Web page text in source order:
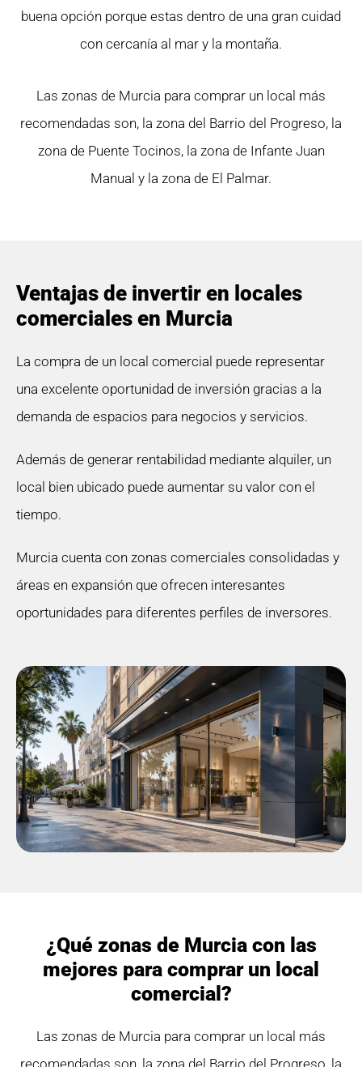
buena opción porque estas dentro de una gran cuidad
con cercanía al mar y la montaña.
Las zonas de Murcia para comprar un local más
recomendadas son, la zona del Barrio del Progreso, la
zona de Puente Tocinos, la zona de Infante Juan
Manual y la zona de El Palmar.
Ventajas de invertir en locales
comerciales en Murcia
La compra de un local comercial puede representar
una excelente oportunidad de inversión gracias a la
demanda de espacios para negocios y servicios.
Además de generar rentabilidad mediante alquiler, un
local bien ubicado puede aumentar su valor con el
tiempo.
Murcia cuenta con zonas comerciales consolidadas y
áreas en expansión que ofrecen interesantes
oportunidades para diferentes perfiles de inversores.
¿Qué zonas de Murcia con las
mejores para comprar un local
comercial?
Las zonas de Murcia para comprar un local más